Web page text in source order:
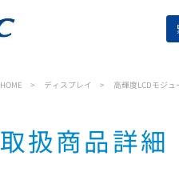
HOME ディスプレイ 高輝度LCDモジュ
取扱商品詳細